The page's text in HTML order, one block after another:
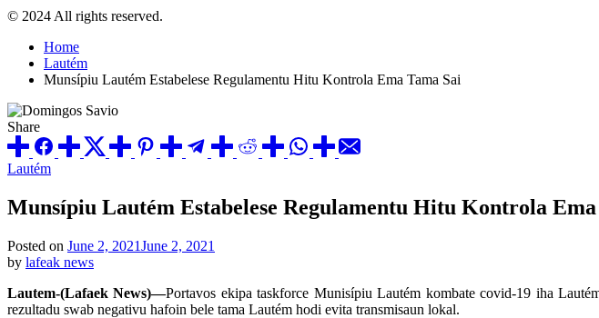
© 2024 All rights reserved.
Home
Lautém
Munsípiu Lautém Estabelese Regulamentu Hitu Kontrola Ema Tama Sai
Share
Posted
Lautém
Munsípiu Lautém Estabelese Regulamentu Hitu Kontrola Ema
Posted on June 2, 2021June 2, 2021
by lafeak news
Lautem-(Lafaek News)—Portavos ekipa taskforce Munisípiu Lautém kombate covid-19 iha
rezultadu swab negativu hafoin bele tama Lautém hodi evita transmisaun lokal.